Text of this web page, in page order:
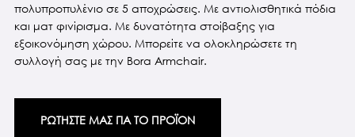
πολυπροπυλένιο σε 5 αποχρώσεις. Με αντιολισθητικά πόδια
και ματ φινίρισμα. Με δυνατότητα στοίβαξης για
εξοικονόμηση χώρου. Μπορείτε να ολοκληρώσετε τη
συλλογή σας με την Bora Armchair.
ΡΩΤΗΣΤΕ ΜΑΣ ΓΙΑ ΤΟ ΠΡΟΪΟΝ